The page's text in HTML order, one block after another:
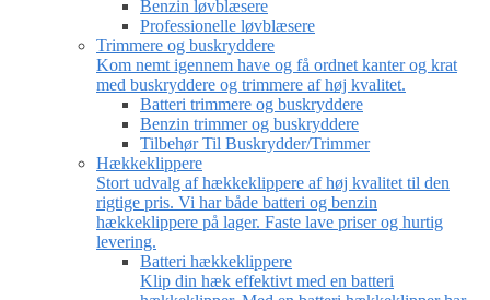
Benzin løvblæsere
Professionelle løvblæsere
Trimmere og buskryddere
Kom nemt igennem have og få ordnet kanter og krat
med buskryddere og trimmere af høj kvalitet.
Batteri trimmere og buskryddere
Benzin trimmer og buskryddere
Tilbehør Til Buskrydder/Trimmer
Hækkeklippere
Stort udvalg af hækkeklippere af høj kvalitet til den
rigtige pris. Vi har både batteri og benzin
hækkeklippere på lager. Faste lave priser og hurtig
levering.
Batteri hækkeklippere
Klip din hæk effektivt med en batteri